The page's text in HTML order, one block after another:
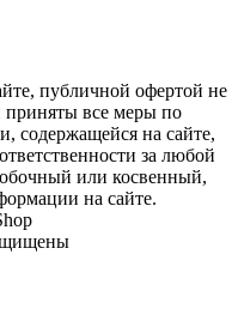
публичной офертой не
приняты все меры по
содержащейся на сайте,
за любой
или косвенный,
на сайте.